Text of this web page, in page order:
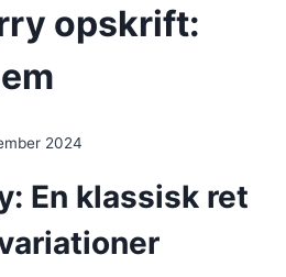
opskrift:
2024
En klassisk ret